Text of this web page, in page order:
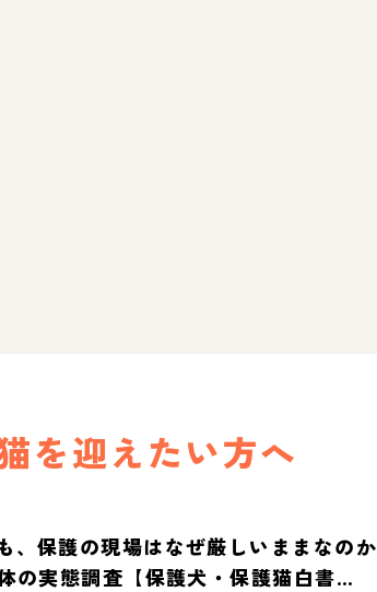
を迎えたい方へ
、保護の現場はなぜ厳しいままなのか
の実態調査【保護犬・保護猫白書